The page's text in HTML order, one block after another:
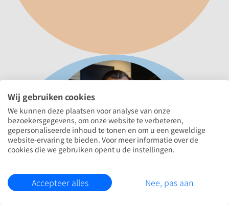
Wij gebruiken cookies
We kunnen deze plaatsen voor analyse van onze
bezoekersgegevens, om onze website te verbeteren,
gepersonaliseerde inhoud te tonen en om u een geweldige
website-ervaring te bieden. Voor meer informatie over de
cookies die we gebruiken opent u de instellingen.
Accepteer alles Nee, pas aan